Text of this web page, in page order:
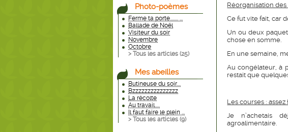
Photo-poèmes
Ferme ta porte........ ...
Ballade de Noël
Visiteur du soir
Novembre
Octobre
> Tous les articles (25)
Mes abeilles
Butineuse du soir....
Bzzzzzzzzzzzzzzz
La récolte
Au travail.....
Il faut faire le plein ...
> Tous les articles (9)
Réorganisation des
Ce fut vite fait, car
Un ou deux
chose en somme.
En une semaine,
Au congélateur, à
restait que
Les courses : assez
Je n’achetais
agroalimentaire.